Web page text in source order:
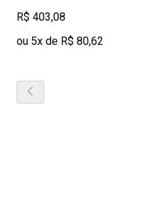
R$ 403,08
ou 5x de R$ 80,62